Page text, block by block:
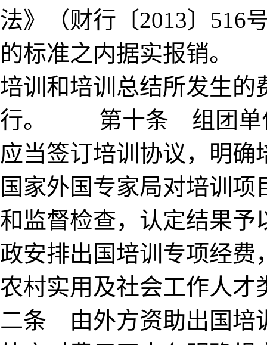
法》（财行〔2013〕
的标准之内据实报销。
培训和培训总结所发生的
行。 第十条 组团单位
应当签订培训协议，
国家外国专家局对培训
和监督检查，认定结
政安排出国培训专项经费
农村实用及社会工作人
二条 由外方资助出国培